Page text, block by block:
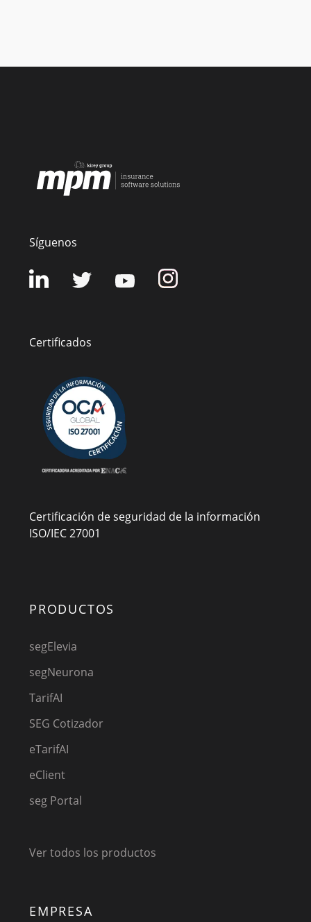
Síguenos
Certificados
Certificación de seguridad de la información
ISO/IEC 27001
PRODUCTOS
segElevia
segNeurona
TarifAI
SEG Cotizador
eTarifAI
eClient
seg Portal
Ver todos los productos
EMPRESA